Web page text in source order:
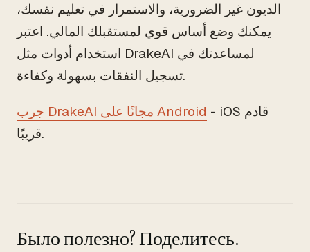
الديون غير الضرورية، والاستمرار في تعليم نفسك،
يمكنك وضع أساس قوي لمستقبلك المالي. اعتبر
استخدام أدوات مثل DrakeAI لمساعدتك في
تسجيل النفقات بسهولة وكفاءة.
جرب DrakeAI مجانًا على Android - iOS قادم
قريبًا.
Было полезно? Поделитесь.